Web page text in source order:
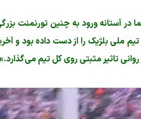
آستانه ورود به چنین تورنمنت
ملی بلژیک را از دست داده بود و
تاثیر مثبتی روی کل تیم می‌گذارد.»